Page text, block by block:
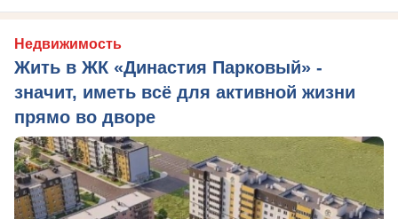
Недвижимость
Жить в ЖК «Династия Парковый» -
значит, иметь всё для активной жизни
прямо во дворе